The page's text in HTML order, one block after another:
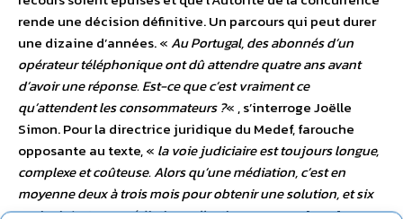
rende une décision définitive. Un parcours qui peut durer
une dizaine d’années. « Au Portugal, des abonnés d’un
opérateur téléphonique ont dû attendre quatre ans avant
d’avoir une réponse. Est-ce que c’est vraiment ce
qu’attendent les consommateurs ?« , s’interroge Joëlle
Simon. Pour la directrice juridique du Medef, farouche
opposante au texte, « la voie judiciaire est toujours longue,
complexe et coûteuse. Alors qu’une médiation, c’est en
moyenne deux à trois mois pour obtenir une solution, et six